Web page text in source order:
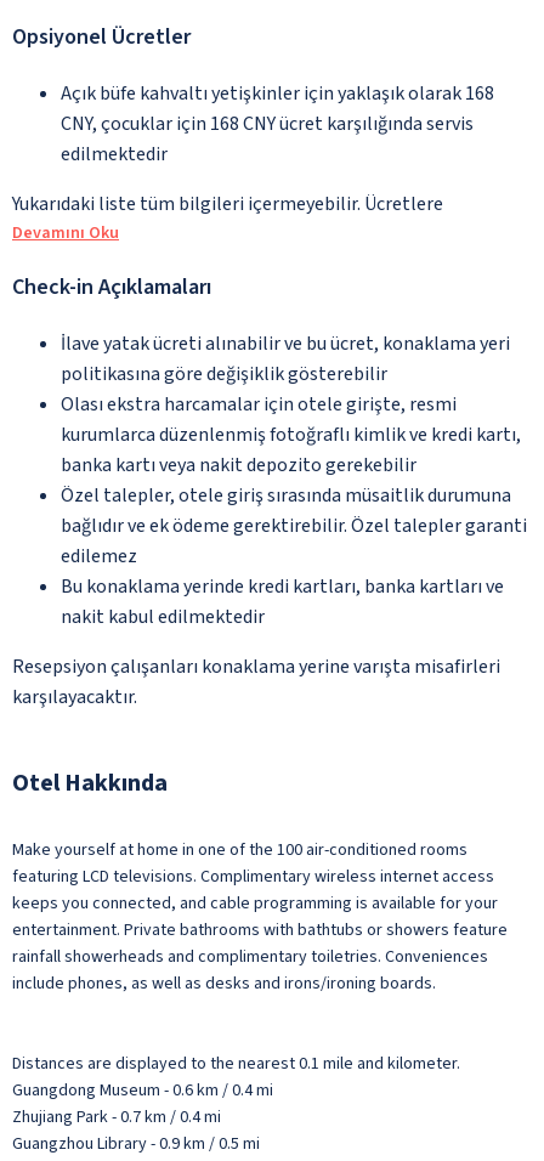
Opsiyonel Ücretler
Açık büfe kahvaltı yetişkinler için yaklaşık olarak 168
CNY, çocuklar için 168 CNY ücret karşılığında servis
edilmektedir
Yukarıdaki liste tüm bilgileri içermeyebilir. Ücretlere
Devamını Oku
Check-in Açıklamaları
İlave yatak ücreti alınabilir ve bu ücret, konaklama yeri
politikasına göre değişiklik gösterebilir
Olası ekstra harcamalar için otele girişte, resmi
kurumlarca düzenlenmiş fotoğraflı kimlik ve kredi kartı,
banka kartı veya nakit depozito gerekebilir
Özel talepler, otele giriş sırasında müsaitlik durumuna
bağlıdır ve ek ödeme gerektirebilir. Özel talepler garanti
edilemez
Bu konaklama yerinde kredi kartları, banka kartları ve
nakit kabul edilmektedir
Resepsiyon çalışanları konaklama yerine varışta misafirleri
karşılayacaktır.
Otel Hakkında
Make yourself at home in one of the 100 air-conditioned rooms
featuring LCD televisions. Complimentary wireless internet access
keeps you connected, and cable programming is available for your
entertainment. Private bathrooms with bathtubs or showers feature
rainfall showerheads and complimentary toiletries. Conveniences
include phones, as well as desks and irons/ironing boards.
Distances are displayed to the nearest 0.1 mile and kilometer.
Guangdong Museum - 0.6 km / 0.4 mi
Zhujiang Park - 0.7 km / 0.4 mi
Guangzhou Library - 0.9 km / 0.5 mi